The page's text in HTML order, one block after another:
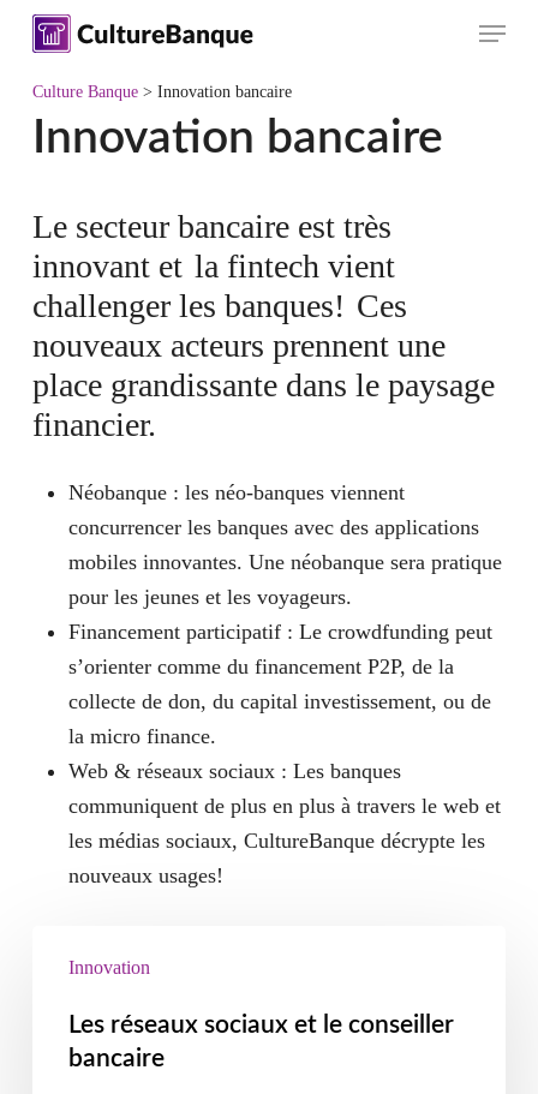
Skip
main
content
Menu
Culture Banque> Innovation bancaire
Innovation bancaire
Le secteur bancaire est très
innovant et la fintech vient
challenger les banques! Ces
nouveaux acteurs prennent une
place grandissante dans le paysage
financier.
Néobanque: les néo-banques viennent
concurrencer les banques avec des applications
mobiles innovantes. Une néobanque sera pratique
pour les jeunes et les voyageurs.
Financement participatif: Le crowdfunding peut
s’orienter comme du financement P2P, de la
collecte de don, du capital investissement, ou de
la micro finance.
Web & réseaux sociaux: Les banques
communiquent de plus en plus à travers le web et
les médias sociaux, CultureBanque décrypte les
nouveaux usages!
Innovation
Les réseaux sociaux et le conseiller
bancaire